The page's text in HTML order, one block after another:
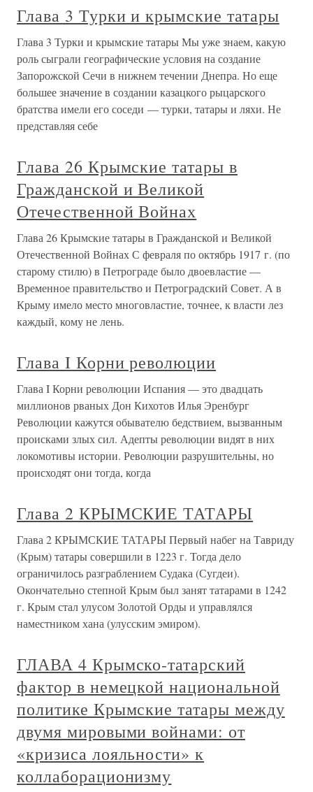
Глава 3 Турки и крымские татары
Глава 3 Турки и крымские татары Мы уже знаем, какую
роль сыграли географические условия на создание
Запорожской Сечи в нижнем течении Днепра. Но еще
большее значение в создании казацкого рыцарского
братства имели его соседи — турки, татары и ляхи. Не
представляя себе
Глава 26 Крымские татары в
Гражданской и Великой
Отечественной Войнах
Глава 26 Крымские татары в Гражданской и Великой
Отечественной Войнах С февраля по октябрь 1917 г. (по
старому стилю) в Петрограде было двоевластие —
Временное правительство и Петроградский Совет. А в
Крыму имело место многовластие, точнее, к власти лез
каждый, кому не лень.
Глава I Корни революции
Глава I Корни революции Испания — это двадцать
миллионов рваных Дон Кихотов Илья Эренбург
Революции кажутся обывателю бедствием, вызванным
происками злых сил. Адепты революции видят в них
локомотивы истории. Революции разрушительны, но
происходят они тогда, когда
Глава 2 КРЫМСКИЕ ТАТАРЫ
Глава 2 КРЫМСКИЕ ТАТАРЫ Первый набег на Тавриду
(Крым) татары совершили в 1223 г. Тогда дело
ограничилось разграблением Судака (Сугдеи).
Окончательно степной Крым был занят татарами в 1242
г. Крым стал улусом Золотой Орды и управлялся
наместником хана (улусским эмиром).
ГЛАВА 4 Крымско-татарский
фактор в немецкой национальной
политике Крымские татары между
двумя мировыми войнами: от
«кризиса лояльности» к
коллаборационизму